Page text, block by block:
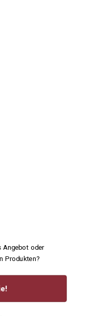
Angebot oder
Produkten?